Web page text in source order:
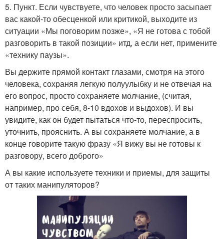
5. Пункт. Если чувствуете, что человек просто засыпает
вас какой-то обесценкой или критикой, выходите из
ситуации «Мы поговорим позже», «Я не готова с тобой
разговорить в такой позиции» итд, а если нет, примените
«технику паузы».
Вы держите прямой контакт глазами, смотря на этого
человека, сохраняя легкую полуулыбку и не отвечая на
его вопрос, просто сохраняете молчание, (считая,
например, про себя, 8-10 вдохов и выдохов). И вы
увидите, как он будет пытаться что-то, переспросить,
уточнить, прояснить. А вы сохраняете молчание, а в
конце говорите такую фразу «Я вижу вы не готовы к
разговору, всего доброго»
А вы какие используете техники и приемы, для защиты
от таких манипуляторов?